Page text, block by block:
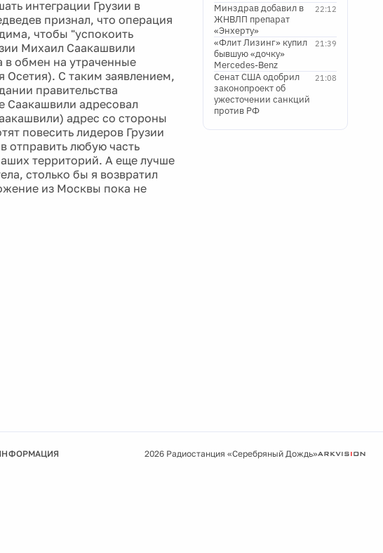
интеграции Грузии в
признал, что операция
чтобы "успокоить
Михаил Саакашвили
в обмен на утраченные
С таким заявлением,
правительства
Саакашвили адресовал
адрес со стороны
повесить лидеров Грузии
отправить любую часть
территорий. А еще лучше
столько бы я возвратил
из Москвы пока не
22:12
Минздрав добавил в
ЖНВЛП препарат
«Энхерту»
21:39
«Флит Лизинг» купил
бывшую «дочку»
Mercedes-Benz
21:08
Сенат США одобрил
законопроект об
ужесточении санкций
против РФ
2026 Радиостанция «Серебряный Дождь»